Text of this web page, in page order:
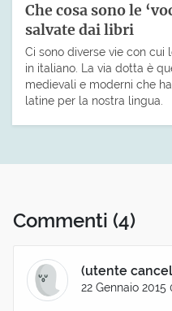
Che cosa sono le
salvate dai libri
Ci sono diverse vie con
in italiano. La via dotta è
medievali e moderni che
latine per la nostra lingua.
Commenti (4)
(utente
22 Gennaio 2015